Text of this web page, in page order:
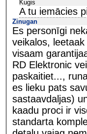
Kugis
A tu iemācies
Zinugan
Es personīgi
veikalos,
visaam
RD Elektronic
paskaitiet...,
es lieku pats
sastaavdaljas)
kaadu proci ir
standarta